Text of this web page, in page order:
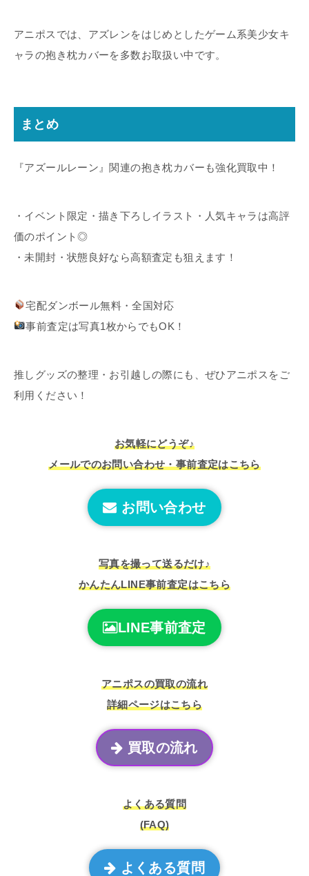
アニポスでは、アズレンをはじめとしたゲーム系美少女キ
ャラの抱き枕カバーを多数お取扱い中です。
まとめ
『アズールレーン』関連の抱き枕カバーも強化買取中！
・イベント限定・描き下ろしイラスト・人気キャラは高評
価のポイント◎
・未開封・状態良好なら高額査定も狙えます！
宅配ダンボール無料・全国対応
事前査定は写真1枚からでもOK！
推しグッズの整理・お引越しの際にも、ぜひアニポスをご
利用ください！
お気軽にどうぞ♪
メールでのお問い合わせ・事前査定はこちら
お問い合わせ
写真を撮って送るだけ♪
かんたんLINE事前査定はこちら
LINE事前査定
アニポスの買取の流れ
詳細ページはこちら
買取の流れ
よくある質問
(FAQ)
よくある質問